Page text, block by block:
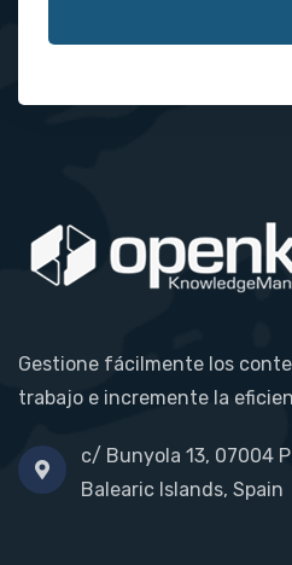
Gestione fácilmente los
trabajo e incremente la
c/ Bunyola 13, 07004
Balearic Islands, Spain